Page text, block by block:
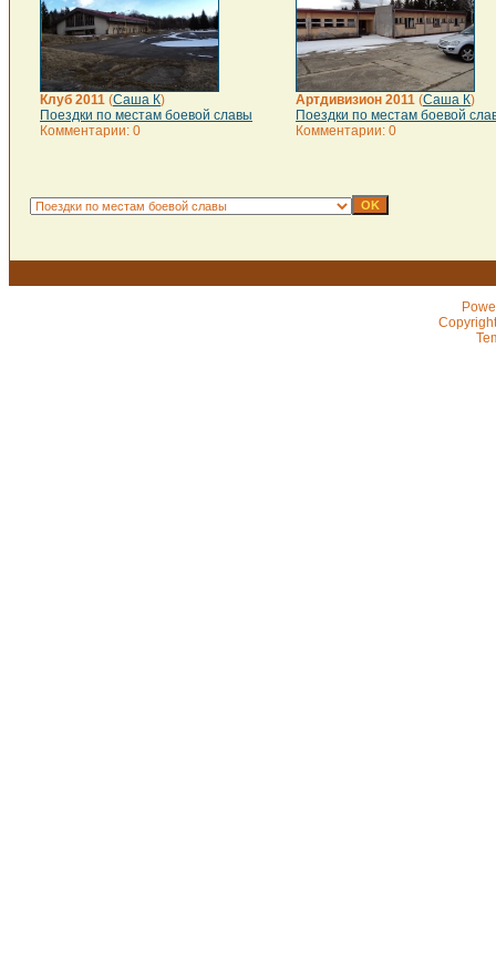
Клуб 2011 (Саша К)
Поездки по местам боевой славы
Комментарии: 0
Артдивизион 2011 (Саша К)
Поездки по местам боевой
Комментарии: 0